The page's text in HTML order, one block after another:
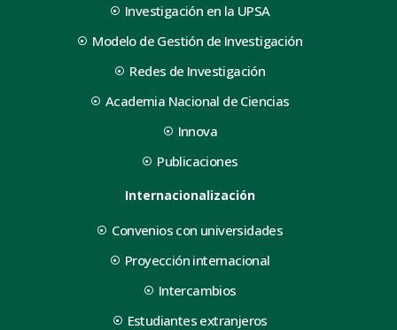
Investigación en la UPSA
Modelo de Gestión de Investigación
Redes de Investigación
Academia Nacional de Ciencias
Innova
Publicaciones
Internacionalización
Convenios con universidades
Proyección internacional
Intercambios
Estudiantes extranjeros